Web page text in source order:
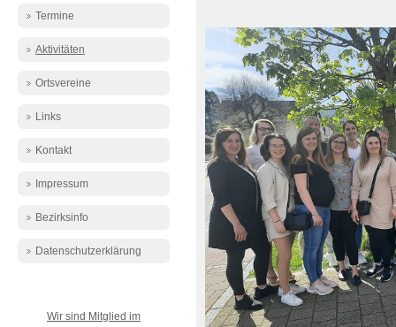
Termine
Aktivitäten
Ortsvereine
Links
Kontakt
Impressum
Bezirksinfo
Datenschutzerklärung
Wir sind Mitglied im